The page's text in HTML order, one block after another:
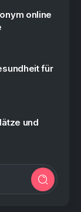
online
für
und